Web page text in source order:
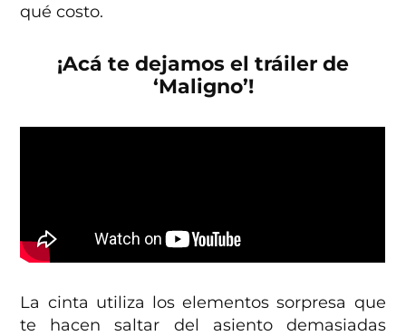
qué costo.
¡Acá te dejamos el tráiler de
‘Maligno’!
La cinta utiliza los elementos sorpresa que
te hacen saltar del asiento demasiadas